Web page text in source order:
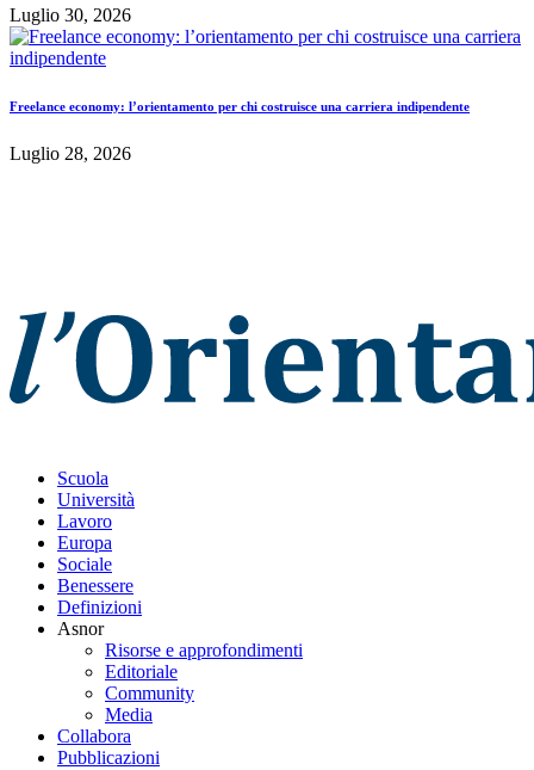
Luglio 30, 2026
Freelance economy: l’orientamento per chi costruisce una carriera indipendente
Luglio 28, 2026
Scuola
Università
Lavoro
Europa
Sociale
Benessere
Definizioni
Asnor
Risorse e approfondimenti
Editoriale
Community
Media
Collabora
Pubblicazioni